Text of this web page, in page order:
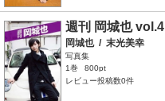
週刊 岡城也 vol.4
岡城也 / 末光美幸
写真集
1巻
800pt
レビュー投稿数0件